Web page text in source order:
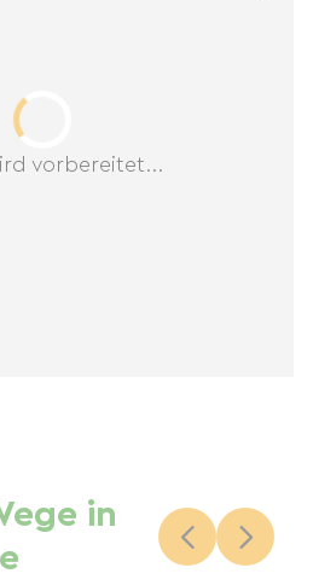
vorbereitet...
in